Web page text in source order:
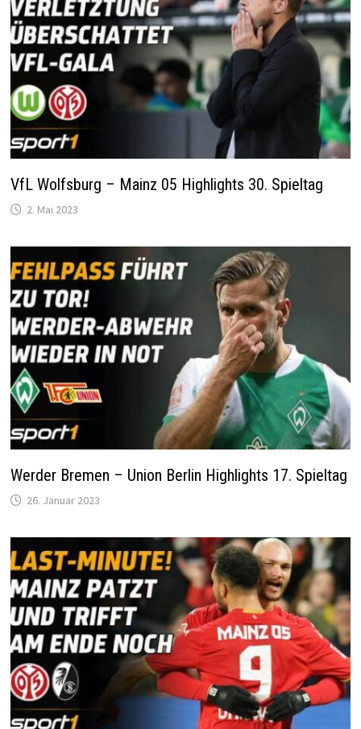
VfL Wolfsburg – Mainz 05 Highlights 30. Spieltag
2. Mai 2023
Werder Bremen – Union Berlin Highlights 17. Spieltag
26. Januar 2023